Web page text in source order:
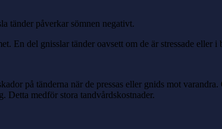
tänder påverkar sömnen negativt.
En del gnisslar tänder oavsett om de är stressade eller i
på tänderna när de pressas eller gnids mot
Detta medför stora tandvårdskostnader.